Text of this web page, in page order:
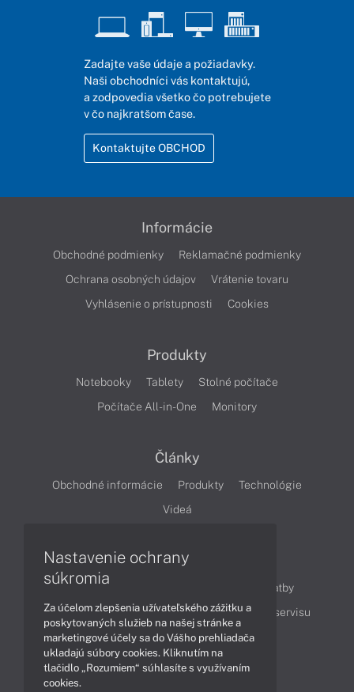
Zadajte vaše údaje a požiadavky.
Naši obchodníci vás kontaktujú,
a zodpovedia všetko čo potrebujete
v čo najkratšom čase.
Kontaktujte OBCHOD
Informácie
Obchodné podmienky
Reklamačné podmienky
Ochrana osobných údajov
Vrátenie tovaru
Vyhlásenie o prístupnosti
Cookies
Produkty
Notebooky Tablety
Stolné počítače
Počítače All-in-One
Monitory
Články
Obchodné informácie Produkty
Technológie
Videá
Obsah
Ako nakupovať
Možnosti doručenia a platby
Podpora a servis
Servisné služby Cenník servisu
Kontakty
Nastavenie ochrany
súkromia
Za účelom zlepšenia užívateľského zážitku a
poskytovaných služieb na našej stránke a
marketingové účely sa do Vášho prehliadača
ukladajú súbory cookies. Kliknutím na
tlačidlo „Rozumiem“ súhlasíte s využívaním
cookies.